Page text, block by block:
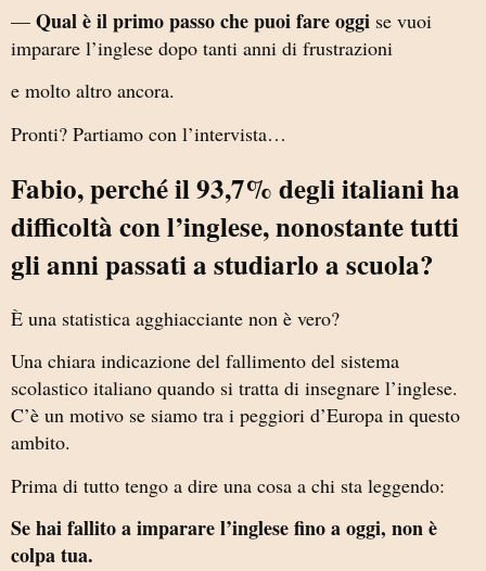
— Qual è il primo passo che puoi fare oggi se vuoi
imparare l’inglese dopo tanti anni di frustrazioni
e molto altro ancora.
Pronti? Partiamo con l’intervista…
Fabio, perché il 93,7% degli italiani ha
difficoltà con l’inglese, nonostante tutti
gli anni passati a studiarlo a scuola?
È una statistica agghiacciante non è vero?
Una chiara indicazione del fallimento del sistema
scolastico italiano quando si tratta di insegnare l’inglese.
C’è un motivo se siamo tra i peggiori d’Europa in questo
ambito.
Prima di tutto tengo a dire una cosa a chi sta leggendo:
Se hai fallito a imparare l’inglese fino a oggi, non è
colpa tua.